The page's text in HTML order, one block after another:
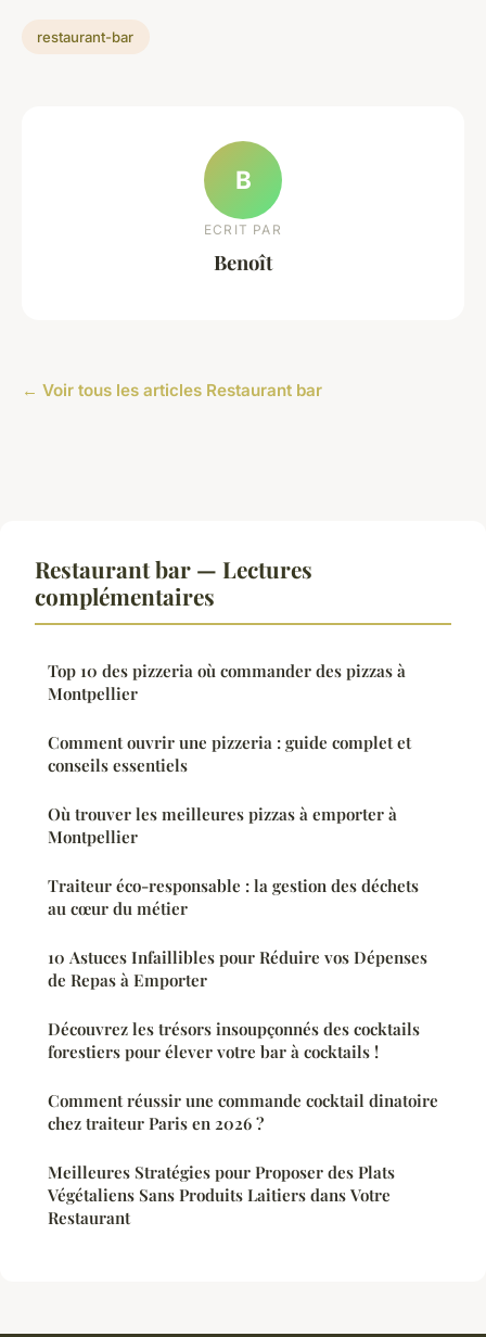
restaurant-bar
B
ECRIT PAR
Benoît
← Voir tous les articles Restaurant bar
Restaurant bar — Lectures
complémentaires
Top 10 des pizzeria où commander des pizzas à
Montpellier
Comment ouvrir une pizzeria : guide complet et
conseils essentiels
Où trouver les meilleures pizzas à emporter à
Montpellier
Traiteur éco-responsable : la gestion des déchets
au cœur du métier
10 Astuces Infaillibles pour Réduire vos Dépenses
de Repas à Emporter
Découvrez les trésors insoupçonnés des cocktails
forestiers pour élever votre bar à cocktails !
Comment réussir une commande cocktail dinatoire
chez traiteur Paris en 2026 ?
Meilleures Stratégies pour Proposer des Plats
Végétaliens Sans Produits Laitiers dans Votre
Restaurant